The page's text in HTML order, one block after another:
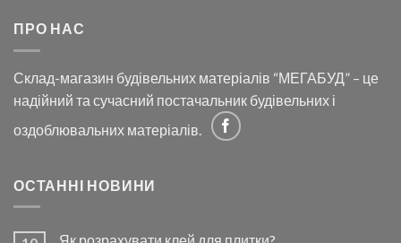
ПРО НАС
Склад-магазин будівельних матеріалів “МЕГАБУД” – це
надійний та сучасний постачальник будівельних і
оздоблювальних матеріалів.
ОСТАННІ НОВИНИ